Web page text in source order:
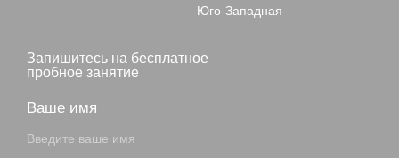
Запишитесь на бесплатное
пробное занятие
Ваше имя
Юго-Западная